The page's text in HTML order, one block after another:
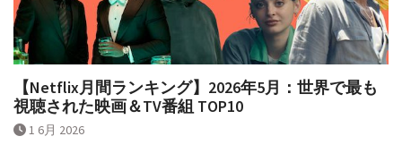
【Netflix月間ランキング】2026年5月：世界で最も
視聴された映画＆TV番組 TOP10
1 6月 2026